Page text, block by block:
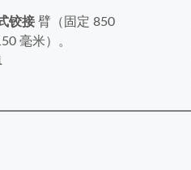
铰接 臂（固定 850
毫米）。